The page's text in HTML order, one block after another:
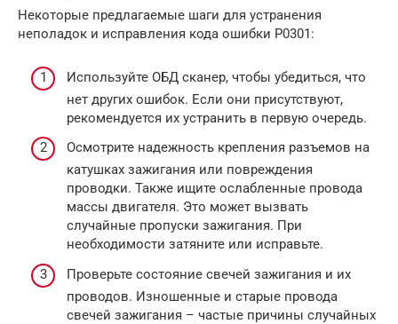
Некоторые предлагаемые шаги для устранения
неполадок и исправления кода ошибки P0301:
Используйте ОБД сканер, чтобы убедиться, что
нет других ошибок. Если они присутствуют,
рекомендуется их устранить в первую очередь.
Осмотрите надежность крепления разъемов на
катушках зажигания или повреждения
проводки. Также ищите ослабленные провода
массы двигателя. Это может вызвать
случайные пропуски зажигания. При
необходимости затяните или исправьте.
Проверьте состояние свечей зажигания и их
проводов. Изношенные и старые провода
свечей зажигания – частые причины случайных